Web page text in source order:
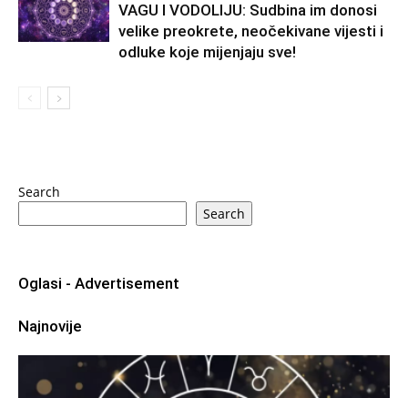
VAGU I VODOLIJU: Sudbina im donosi
velike preokrete, neočekivane vijesti i
odluke koje mijenjaju sve!
Search
Search
Oglasi - Advertisement
Najnovije